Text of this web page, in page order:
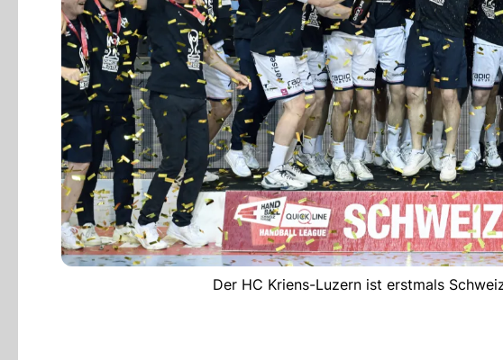
Der HC Kriens-Luzern ist erstmals